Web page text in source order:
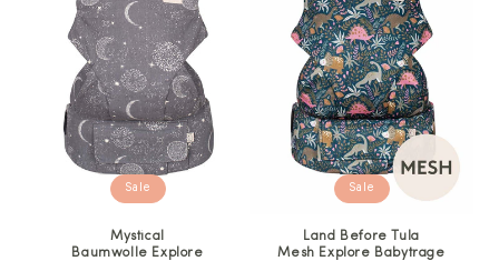
Sale
Mystical
Baumwolle Explore
Sale
Land Before Tula
Mesh Explore Babytrage